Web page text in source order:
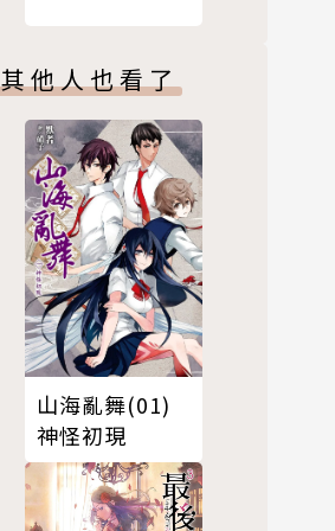
其他人也看了
山海亂舞(01)
神怪初現